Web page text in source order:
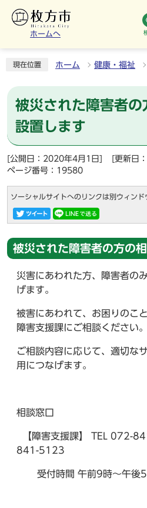
ホームへ
現在位置 ホーム 健康・福祉
被災された障害者の
設置します
[公開日：2020年4月1日]
[更新日
ページ番号：19580
ソーシャルサイトへのリンクは別ウィンド
被災された障害者の方の
災害にあわれた方、障害者の
げます。
被害にあわれて、お困りのこ
障害支援課にご相談ください。
ご相談内容に応じて、適切な
用につなげます。
相談窓口
【障害支援課】 TEL
841-5123
受付時間 午前9時～午後5